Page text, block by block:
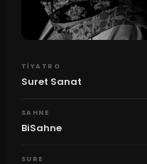
TIYATRO
Suret Sanat
SAHNE
BiSahne
SURE